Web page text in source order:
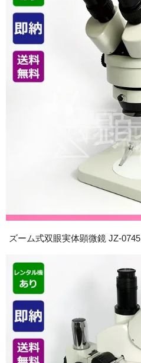
ズーム式双眼実体顕微鏡 JZ-0745